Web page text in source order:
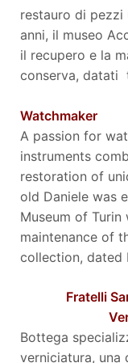
restauro di pezzi
anni, il museo
il recupero e la
conserva, datati
Watchmaker
A passion for
instruments
restoration of
old Daniele was
Museum of
maintenance of
collection, dated
Fratelli
Bottega
verniciatura, una